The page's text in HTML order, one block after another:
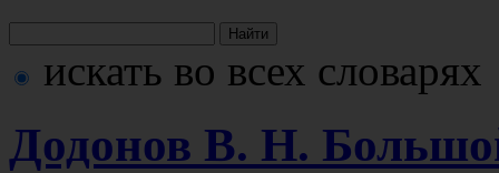
искать во всех словарях
Додонов В. Н.